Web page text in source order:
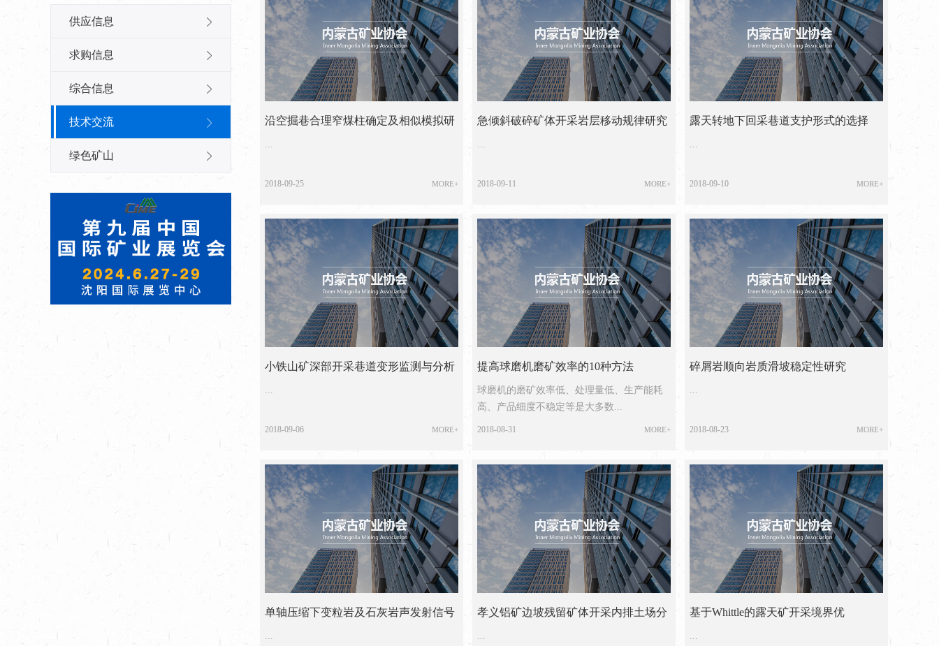
供应信息
求购信息
综合信息
技术交流
绿色矿山
沿空掘巷合理窄煤柱确定及相似模拟研
究
...
MORE+
2018-09-25
急倾斜破碎矿体开采岩层移动规律研究
...
MORE+
2018-09-11
露天转地下回采巷道支护形式的选择
...
MORE+
2018-09-10
小铁山矿深部开采巷道变形监测与分析
...
MORE+
2018-09-06
提高球磨机磨矿效率的10种方法
球磨机的磨矿效率低、处理量低、生产能耗
高、产品细度不稳定等是大多数...
MORE+
2018-08-31
碎屑岩顺向岩质滑坡稳定性研究
...
MORE+
2018-08-23
单轴压缩下变粒岩及石灰岩声发射信号
的
...
孝义铝矿边坡残留矿体开采内排土场分
析
...
基于Whittle的露天矿开采境界优
...